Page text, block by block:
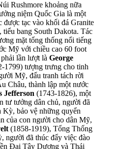
Rushmore khoảng nữa
niệm Quốc Gia là một
được tạc vào khối đá Granite
tiểu bang South Dakota. Tác
mặt tổng thống nổi tiếng
Mỹ với chiều cao 60 foot
lần lượt là George
1799) tượng trưng cho tinh
Mỹ, đấu tranh tách rời
Châu, thành lập một nước
Jefferson (1743-1826), một
tư tưởng dân chủ, người đã
Kỳ, bảo vệ những quyển
của con người cho dân Mỹ,
(1858-1919), Tổng Thống
người đã thúc đẩy việc đào
Đại Tây Dương và Thái